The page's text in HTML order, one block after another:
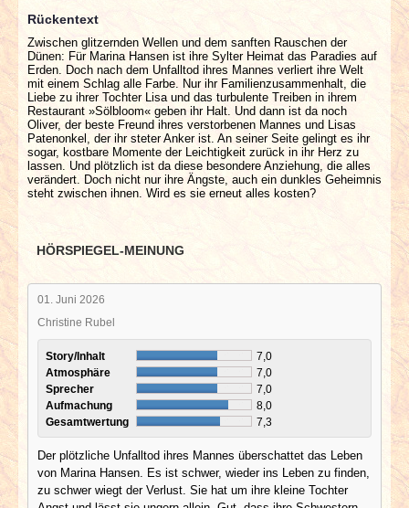
Rückentext
Zwischen glitzernden Wellen und dem sanften Rauschen der
Dünen: Für Marina Hansen ist ihre Sylter Heimat das Paradies auf
Erden. Doch nach dem Unfalltod ihres Mannes verliert ihre Welt
mit einem Schlag alle Farbe. Nur ihr Familienzusammenhalt, die
Liebe zu ihrer Tochter Lisa und das turbulente Treiben in ihrem
Restaurant »Sölbloom« geben ihr Halt. Und dann ist da noch
Oliver, der beste Freund ihres verstorbenen Mannes und Lisas
Patenonkel, der ihr steter Anker ist. An seiner Seite gelingt es ihr
sogar, kostbare Momente der Leichtigkeit zurück in ihr Herz zu
lassen. Und plötzlich ist da diese besondere Anziehung, die alles
verändert. Doch nicht nur ihre Ängste, auch ein dunkles Geheimnis
steht zwischen ihnen. Wird es sie erneut alles kosten?
HÖRSPIEGEL-MEINUNG
01. Juni 2026
Christine Rubel
Story/Inhalt
7,0
Atmosphäre
7,0
Sprecher
7,0
Aufmachung
8,0
Gesamtwertung
7,3
Der plötzliche Unfalltod ihres Mannes überschattet das Leben
von Marina Hansen. Es ist schwer, wieder ins Leben zu finden,
zu schwer wiegt der Verlust. Sie hat um ihre kleine Tochter